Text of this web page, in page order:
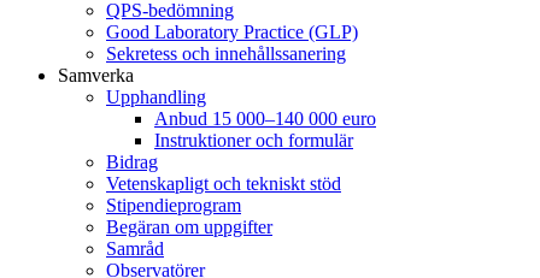
QPS-bedömning
Good Laboratory Practice (GLP)
Sekretess och innehållssanering
Samverka
Upphandling
Anbud 15 000–140 000 euro
Instruktioner och formulär
Bidrag
Vetenskapligt och tekniskt stöd
Stipendieprogram
Begäran om uppgifter
Samråd
Observatörer